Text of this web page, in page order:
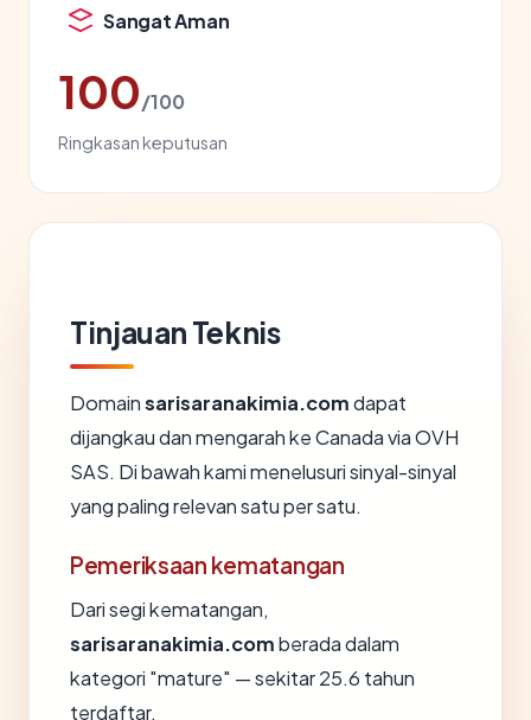
Sangat Aman
100/100
Ringkasan keputusan
Tinjauan Teknis
Domainsarisaranakimia.comdapat
dijangkau dan mengarah ke Canada via OVH
SAS. Di bawah kami menelusuri sinyal-sinyal
yang paling relevan satu per satu.
Pemeriksaan kematangan
Dari segi kematangan,
sarisaranakimia.comberada dalam
kategori "mature" — sekitar 25.6 tahun
terdaftar.